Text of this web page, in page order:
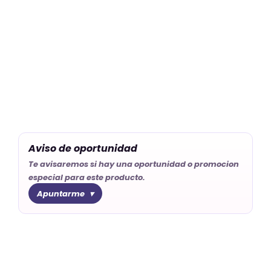
Aviso de oportunidad
Te avisaremos si hay una oportunidad o promocion
especial para este producto.
Apuntarme